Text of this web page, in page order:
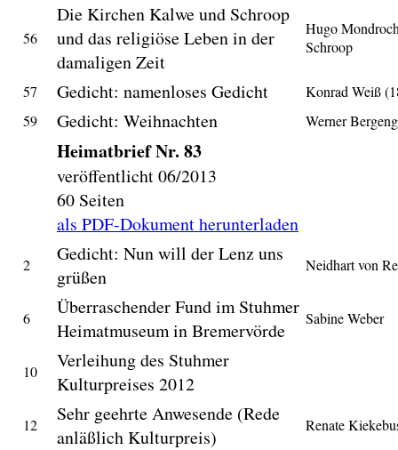
56
Die Kirchen Kalwe und Schroop
und das religiöse Leben in der
damaligen Zeit
Hugo
Schroop
57 Gedicht: namenloses Gedicht
Konrad Weiß
59
Gedicht: Weihnachten Werner
Heimatbrief Nr. 83
veröffentlicht 06/2013
60 Seiten
als PDF-Dokument herunterladen
2
Gedicht: Nun will der Lenz uns
grüßen
Neidhart von
6
Überraschender Fund im Stuhmer
Heimatmuseum in Bremervörde
Sabine Weber
10
Verleihung des Stuhmer
Kulturpreises 2012
12
Sehr geehrte Anwesende (Rede
anläßlich Kulturpreis)
Renate